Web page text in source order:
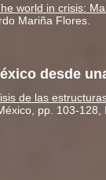
world in crisis:
Mariña Flores.
desde
de las
pp. 103-